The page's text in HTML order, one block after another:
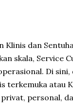
Klinis dan
skala, Service
Di
terkemuka atau
personal,